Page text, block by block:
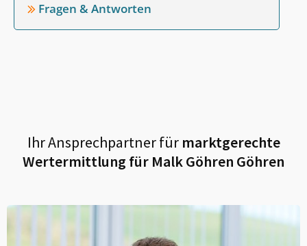
Fragen & Antworten
Ihr Ansprechpartner fürmarktgerechte
Wertermittlung für Malk Göhren Göhren